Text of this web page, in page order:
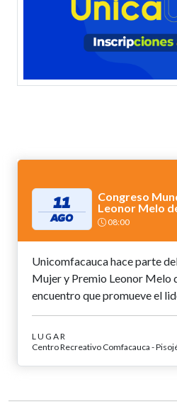
11
AGO
Congreso
Leonor Melo
08:00
Unicomfacauca hace parte
Mujer y Premio Leonor Melo
encuentro que promueve el
LUGAR
Centro Recreativo Comfacauca -